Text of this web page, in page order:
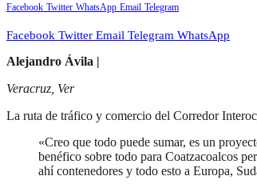
Facebook Twitter WhatsApp Email Telegram
Facebook Twitter Email Telegram WhatsApp
Alejandro Ávila |
Veracruz, Ver
La ruta de tráfico y comercio del Corredor
«Creo que todo puede sumar, es un
benéfico sobre todo para Coatzacoalcos
ahí contenedores y todo esto a Europa,